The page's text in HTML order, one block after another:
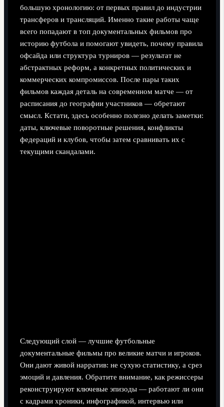
большую хронологию: от первых правил до индустрии
трансферов и трансляций. Именно такие работы чаще
всего попадают в топ документальных фильмов про
историю футбола и помогают увидеть, почему правила
офсайда или структура турниров — результат не
абстрактных реформ, а конкретных политических и
коммерческих компромиссов. После пары таких
фильмов каждая деталь на современном матче — от
расписания до географии участников — обретают
смысл. Кстати, здесь особенно полезно делать заметки:
даты, ключевые поворотные решения, конфликты
федераций и клубов, чтобы затем сравнивать их с
текущими скандалами.
Следующий слой — лучшие футбольные
документальные фильмы про великие матчи и игроков.
Они дают живой нарратив: не сухую статистику, а срез
эмоций и давления. Обратите внимание, как режиссеры
реконструируют ключевые эпизоды — работают ли они
с кадрами хроники, инфографикой, интервью или